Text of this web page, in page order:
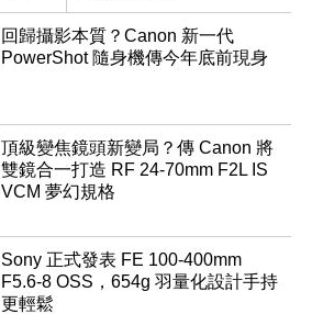
回歸攝影本質？Canon 新一代
PowerShot 隨身機傳今年底前現身
頂級變焦鏡頭新變局？傳 Canon 將
雙鏡合一打造 RF 24-70mm F2L IS
VCM 夢幻規格
Sony 正式發表 FE 100-400mm
F5.6-8 OSS，654g 羽量化設計手持
更輕鬆